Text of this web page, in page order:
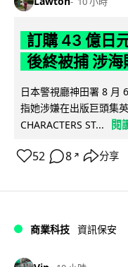
訂購 43 億日
後終被捕 涉
日本警視廳神田署 8 月
指她涉嫌在出版巨頭集
CHARACTERS ST...
閱
52 8 ↗ 分享
商業科技 資訊保安